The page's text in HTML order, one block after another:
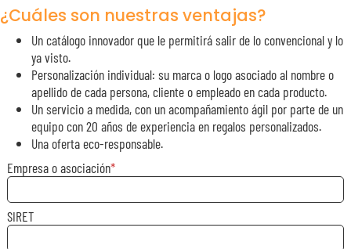
¿Cuáles son nuestras ventajas?
Un catálogo innovador que le permitirá salir de lo convencional y lo
ya visto.
Personalización individual: su marca o logo asociado al nombre o
apellido de cada persona, cliente o empleado en cada producto.
Un servicio a medida, con un acompañamiento ágil por parte de un
equipo con 20 años de experiencia en regalos personalizados.
Una oferta eco-responsable.
Empresa o asociación
SIRET